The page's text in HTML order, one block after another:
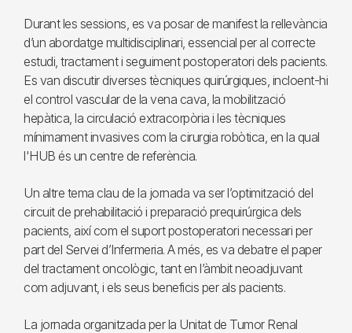
Durant les sessions, es va posar de manifest la rellevància
d’un abordatge multidisciplinari, essencial per al correcte
estudi, tractament i seguiment postoperatori dels pacients.
Es van discutir diverses tècniques quirúrgiques, incloent-hi
el control vascular de la vena cava, la mobilització
hepàtica, la circulació extracorpòria i les tècniques
mínimament invasives com la cirurgia robòtica, en la qual
l'HUB és un centre de referència.
Un altre tema clau de la jornada va ser l’optimització del
circuit de prehabilitació i preparació prequirúrgica dels
pacients, així com el suport postoperatori necessari per
part del Servei d’Infermeria. A més, es va debatre el paper
del tractament oncològic, tant en l’àmbit neoadjuvant
com adjuvant, i els seus beneficis per als pacients.
La jornada organitzada per la Unitat de Tumor Renal